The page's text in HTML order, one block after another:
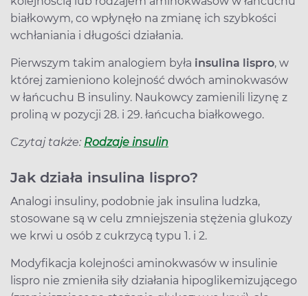
białkowym, co wpłynęło na zmianę ich szybkości
wchłaniania i długości działania.
Pierwszym takim analogiem była insulina lispro, w
której zamieniono kolejność dwóch aminokwasów
w łańcuchu B insuliny. Naukowcy zamienili lizynę z
proliną w pozycji 28. i 29. łańcucha białkowego.
Czytaj także: Rodzaje insulin
Jak działa insulina lispro?
Analogi insuliny, podobnie jak insulina ludzka,
stosowane są w celu zmniejszenia stężenia glukozy
we krwi u osób z cukrzycą typu 1. i 2.
Modyfikacja kolejności aminokwasów w insulinie
lispro nie zmieniła siły działania hipoglikemizującego